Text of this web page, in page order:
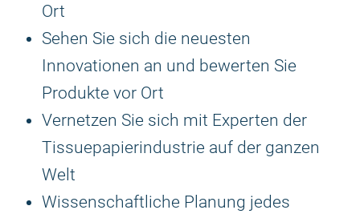
Ort
Sehen Sie sich die neuesten
Innovationen an und bewerten Sie
Produkte vor Ort
Vernetzen Sie sich mit Experten der
Tissuepapierindustrie auf der ganzen
Welt
Wissenschaftliche Planung jedes